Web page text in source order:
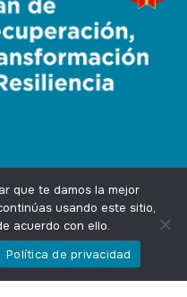
Ingenium.Marketing
que te damos la mejor
usando este sitio,
acuerdo con ello.
Política de privacidad